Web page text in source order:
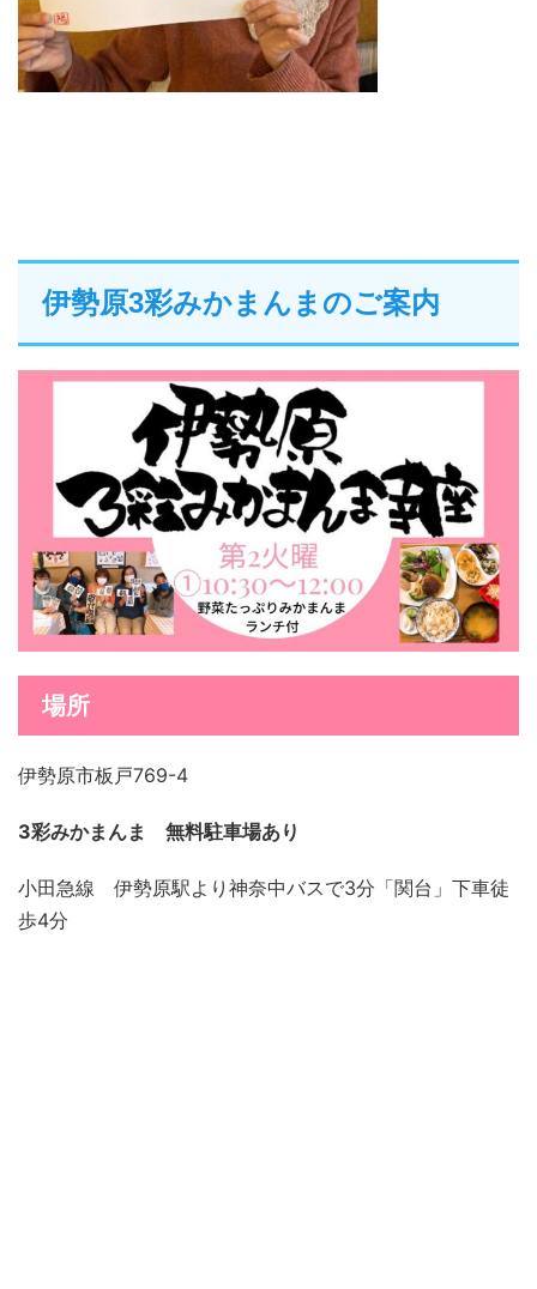
伊勢原3彩みかまんまのご案内
場所
伊勢原市板戸769-4
3彩みかまんま 無料駐車場あり
小田急線 伊勢原駅より神奈中バスで3分「関台」下車徒
歩4分